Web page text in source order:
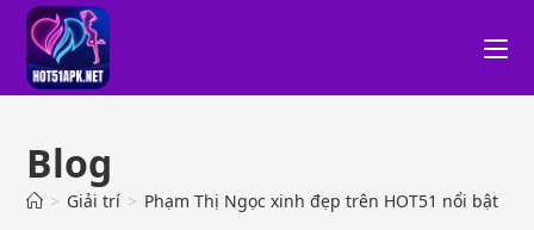
Blog
> Giải trí > Phạm Thị Ngọc xinh đẹp trên HOT51 nổi bật